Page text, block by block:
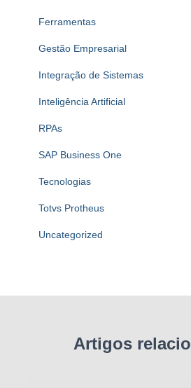
Ferramentas
Gestão Empresarial
Integração de Sistemas
Inteligência Artificial
RPAs
SAP Business One
Tecnologias
Totvs Protheus
Uncategorized
Artigos